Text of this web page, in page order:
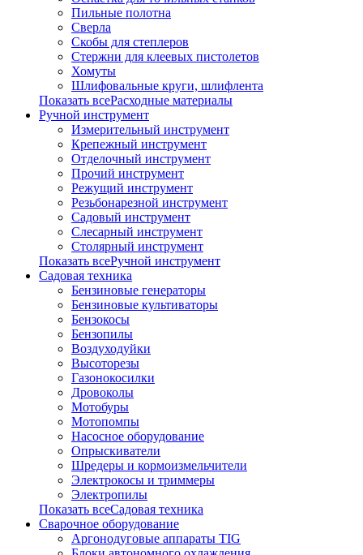
Пильные полотна
Сверла
Скобы для степлеров
Стержни для клеевых пистолетов
Хомуты
Шлифовальные круги, шлифлента
Показать всеРасходные материалы
Ручной инструмент
Измерительный инструмент
Крепежный инструмент
Отделочный инструмент
Прочий инструмент
Режущий инструмент
Резьбонарезной инструмент
Садовый инструмент
Слесарный инструмент
Столярный инструмент
Показать всеРучной инструмент
Садовая техника
Бензиновые генераторы
Бензиновые культиваторы
Бензокосы
Бензопилы
Воздуходуйки
Высоторезы
Газонокосилки
Дровоколы
Мотобуры
Мотопомпы
Насосное оборудование
Опрыскиватели
Шредеры и кормоизмельчители
Электрокосы и триммеры
Электропилы
Показать всеСадовая техника
Сварочное оборудование
Аргонодуговые аппараты TIG